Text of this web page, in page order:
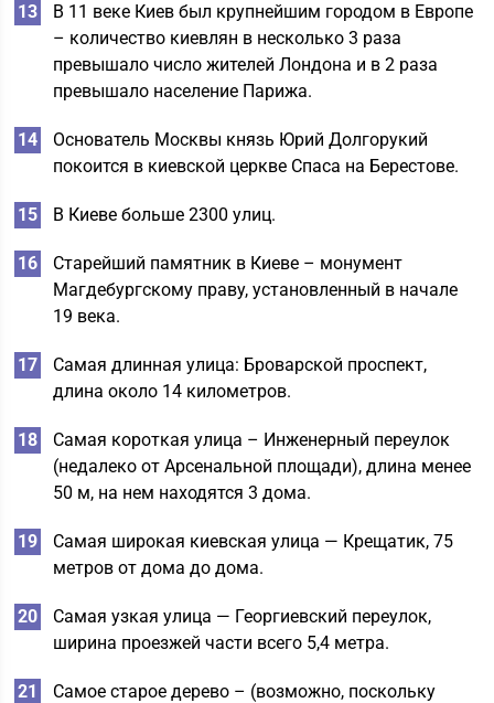
В 11 веке Киев был крупнейшим городом в Европе
– количество киевлян в несколько 3 раза
превышало число жителей Лондона и в 2 раза
превышало население Парижа.
Основатель Москвы князь Юрий Долгорукий
покоится в киевской церкве Спаса на Берестове.
В Киеве больше 2300 улиц.
Старейший памятник в Киеве – монумент
Магдебургскому праву, установленный в начале
19 века.
Самая длинная улица: Броварской проспект,
длина около 14 километров.
Самая короткая улица – Инженерный переулок
(недалеко от Арсенальной площади), длина менее
50 м, на нем находятся 3 дома.
Самая широкая киевская улица — Крещатик, 75
метров от дома до дома.
Самая узкая улица — Георгиевский переулок,
ширина проезжей части всего 5,4 метра.
Самое старое дерево – (возможно, поскольку